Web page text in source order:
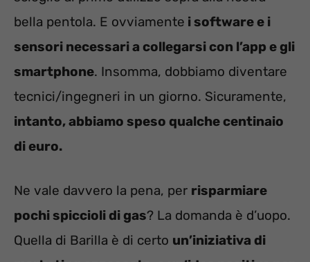
bella pentola. E ovviamente i software e i
sensori necessari a collegarsi con l’app e gli
smartphone. Insomma, dobbiamo diventare
tecnici/ingegneri in un giorno. Sicuramente,
intanto, abbiamo speso qualche centinaio
di euro.
Ne vale davvero la pena, per risparmiare
pochi spiccioli di gas? La domanda è d’uopo.
Quella di Barilla è di certo un’iniziativa di